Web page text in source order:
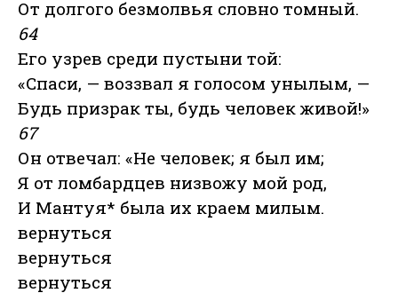
От долгого безмолвья словно томный.
64
Его узрев среди пустыни той:
«Спаси, — воззвал я голосом унылым, —
Будь призрак ты, будь человек живой!»
67
Он отвечал: «Не человек; я был им;
Я от ломбардцев низвожу мой род,
И Мантуя* была их краем милым.
вернуться
вернуться
вернуться